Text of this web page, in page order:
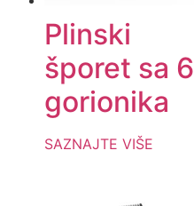
Plinski
šporet sa 6
gorionika
SAZNAJTE VIŠE